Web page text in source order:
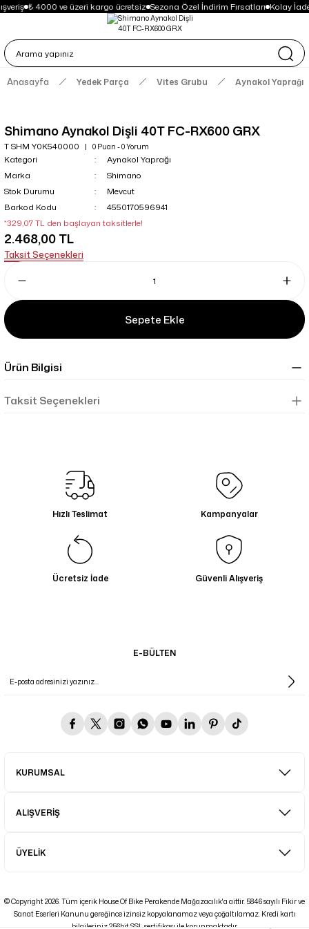
₺ 4000 ve üzeri kargo ücretsiz Sezona Özel İndirim Fırsatları Kolay
Anasayfa Yedek Parça Vites Grubu Aynakol Yaprağı
Shimano Aynakol Dişli 40T FC-RX600 GRX
T SHM Y0K540000 0 Puan - 0 Yorum
Kategori
Aynakol Yaprağı
Marka
Shimano
Stok Durumu
Mevcut
Barkod Kodu
4550170596941
*329,07 TL den başlayan taksitlerle!
2.468,00 TL
Taksit Seçenekleri
Sepete Ekle
Ürün Bilgisi
Taksit Seçenekleri
Hızlı Teslimat Kampanyalar
Ücretsiz İade Güvenli Alışveriş
E-BÜLTEN
KURUMSAL
ALIŞVERİŞ
ÜYELİK
© Copyright 2026. Tüm içerik House Of Bike Perakende Mağazacılık'a aittir. 5846 sayılı Fikir ve
Sanat Eserleri Kanunu gereğince izinsiz kopyalanamaz veya çoğaltılamaz. Kredi kartı
bilgileriniz 256bit SSL sertifikası ile korunmaktadır.